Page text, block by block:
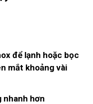
để lạnh hoặc bọc
mắt khoảng vài
nhanh hơn